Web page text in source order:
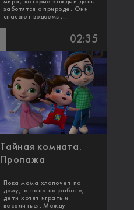
мира, которые каждый день
заботятся о природе. Они
спасают водоемы,...
02:35
Тайная комната.
Пропажа
Пока мама хлопочет по
дому, а папа на работе,
дети хотят играть и
веселиться. Между